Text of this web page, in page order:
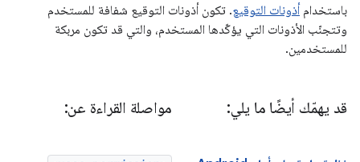
باستخدام أذونات التوقيع. تكون أذونات التوقيع شفافة للمستخدم
وتتجنّب الأذونات التي يؤكّدها المستخدم، والتي قد تكون مربكة
للمستخدمين.
مواصلة القراءة عن: قد يهمّك أيضًا ما يلي: